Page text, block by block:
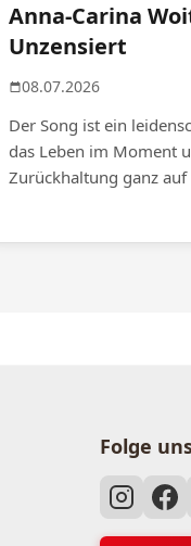
Anna-Carina
Unzensiert
08.07.2026
Der Song ist ein
das Leben im Moment
Zurückhaltung ganz auf
Folge